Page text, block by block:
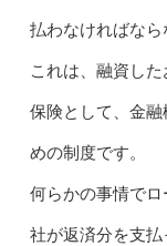
払わなければなら
これは、融資し
保険として、金
めの制度です。
何らかの事情で
社が返済分を支